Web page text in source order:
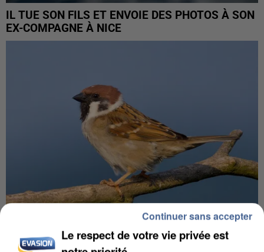
IL TUE SON FILS ET ENVOIE DES PHOTOS À SON
EX-COMPAGNE À NICE
APRÈS TOUTES CES CANICULES, LES REFUGES
Le respect de votre vie privée est
Continuer sans accepter